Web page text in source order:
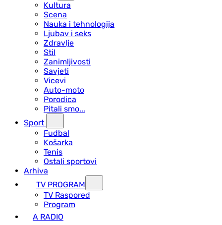
Kultura
Scena
Nauka i tehnologija
Ljubav i seks
Zdravlje
Stil
Zanimljivosti
Savjeti
Vicevi
Auto-moto
Porodica
Pitali smo...
Sport
Fudbal
Košarka
Tenis
Ostali sportovi
Arhiva
TV PROGRAM
ТV Raspored
Program
A RADIO